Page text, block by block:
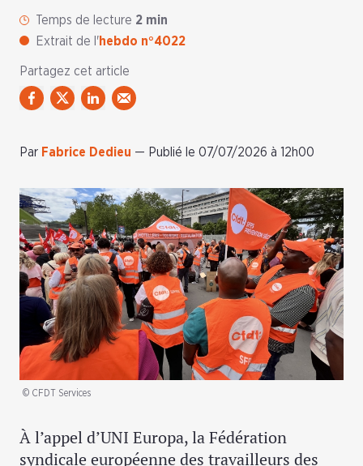
Temps de lecture 2 min
Extrait de l'hebdo n°4022
Partagez cet article
Par Fabrice Dedieu — Publié le 07/07/2026 à 12h00
© CFDT Services
À l’appel d’UNI Europa, la Fédération
syndicale européenne des travailleurs des